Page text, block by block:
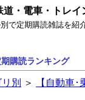
道・電車・トレ
で定期購読雑誌を紹
期購読ランキング
別 ＞ 【自動車･